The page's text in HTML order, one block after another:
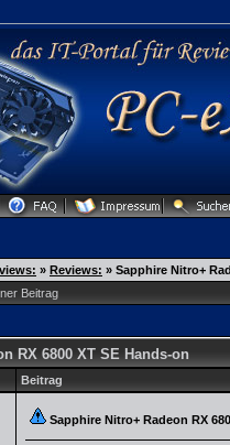
» Reviews: » Sapphire Nitro+
Beitrag
RX 6800 XT SE Hands-on
Beitrag
Sapphire Nitro+ Radeon RX